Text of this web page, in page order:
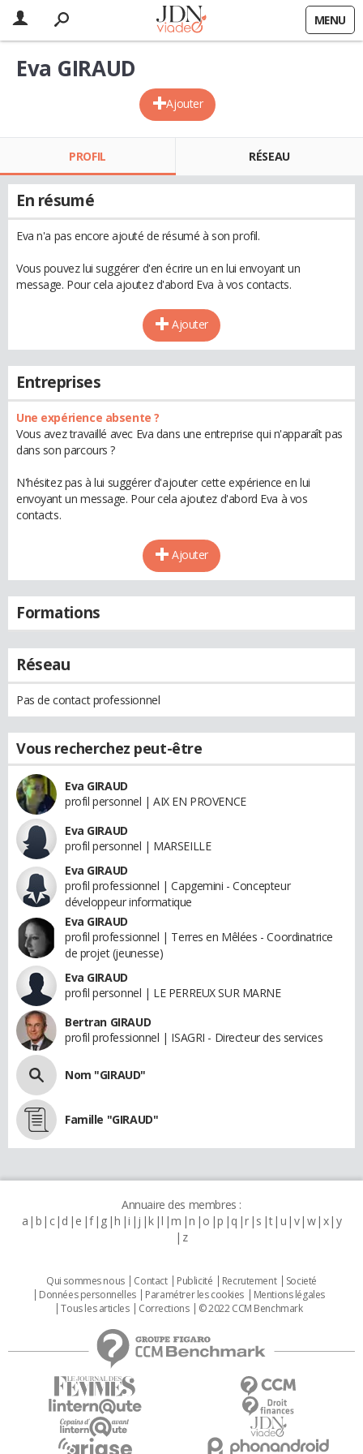
MENU
Ajouter
Eva GIRAUD
PROFIL RÉSEAU
En résumé
Eva n'a pas encore ajouté de résumé à son profil.
Vous pouvez lui suggérer d'en écrire un en lui envoyant un
message. Pour cela ajoutez d'abord Eva à vos contacts.
Ajouter
Entreprises
Une expérience absente ?
Vous avez travaillé avec Eva dans une entreprise qui n'apparaît pas
dans son parcours ?
N'hésitez pas à lui suggérer d'ajouter cette expérience en lui
envoyant un message. Pour cela ajoutez d'abord Eva à vos
contacts.
Ajouter
Formations
Réseau
Pas de contact professionnel
Vous recherchez peut-être
Eva GIRAUD
profil personnel | AIX EN PROVENCE
Eva GIRAUD
profil personnel | MARSEILLE
Eva GIRAUD
profil professionnel | Capgemini - Concepteur
développeur informatique
Eva GIRAUD
profil professionnel | Terres en Mêlées - Coordinatrice
de projet (jeunesse)
Eva GIRAUD
profil personnel | LE PERREUX SUR MARNE
Bertran GIRAUD
profil professionnel | ISAGRI - Directeur des services
Nom "GIRAUD"
Famille "GIRAUD"
Annuaire des membres :
a b c d e f g h i j k l m n o p q r s t u v w x y
z
Qui sommes nous Contact Publicité Recrutement
Societé
Données personnelles
Paramétrer les cookies
Mentions légales
Tous les articles
Corrections © 2022 CCM Benchmark